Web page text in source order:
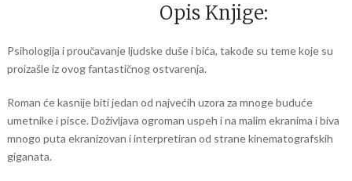
Opis Knjige:
Psihologija i proučavanje ljudske duše i bića, takođe su teme koje su
proizašle iz ovog fantastičnog ostvarenja.
Roman će kasnije biti jedan od najvećih uzora za mnoge buduće
umetnike i pisce. Doživljava ogroman uspeh i na malim ekranima i biva
mnogo puta ekranizovan i interpretiran od strane kinematografskih
giganata.